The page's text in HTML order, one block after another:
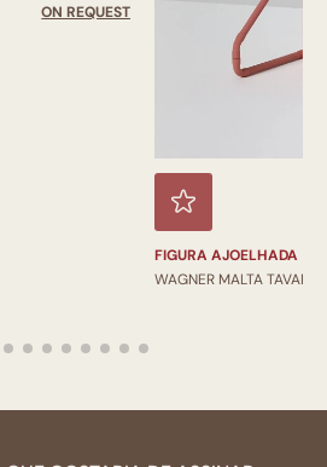
ON REQUEST
FIGURA AJOELHADA
WAGNER MALTA TAVARES